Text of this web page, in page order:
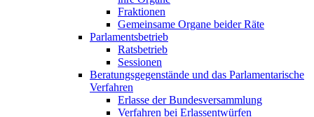
Fraktionen
Gemeinsame Organe beider Räte
Parlamentsbetrieb
Ratsbetrieb
Sessionen
Beratungsgegenstände und das Parlamentarische
Verfahren
Erlasse der Bundesversammlung
Verfahren bei Erlassentwürfen